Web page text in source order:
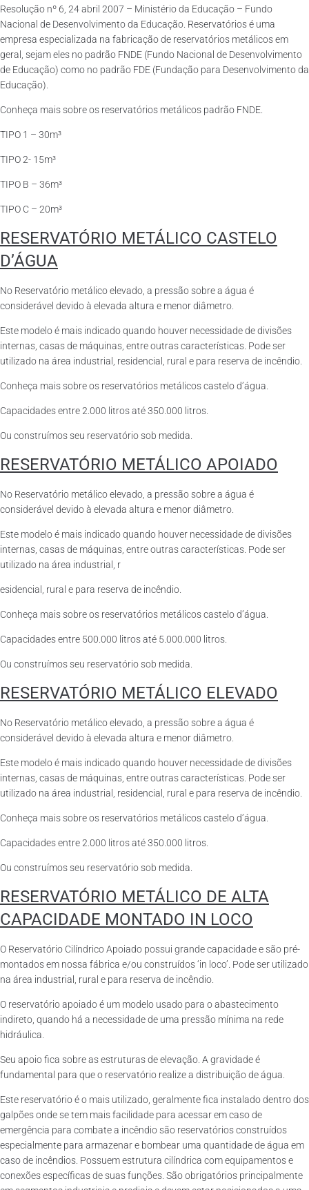
Resolução nº 6, 24 abril 2007 – Ministério da Educação – Fundo
Nacional de Desenvolvimento da Educação. Reservatórios é uma
empresa especializada na fabricação de reservatórios metálicos em
geral, sejam eles no padrão FNDE (Fundo Nacional de Desenvolvimento
de Educação) como no padrão FDE (Fundação para Desenvolvimento da
Educação).
Conheça mais sobre os reservatórios metálicos padrão FNDE.
TIPO 1 – 30m³
TIPO 2- 15m³
TIPO B – 36m³
TIPO C – 20m³
RESERVATÓRIO METÁLICO CASTELO
D’ÁGUA
No Reservatório metálico elevado, a pressão sobre a água é
considerável devido à elevada altura e menor diâmetro.
Este modelo é mais indicado quando houver necessidade de divisões
internas, casas de máquinas, entre outras características. Pode ser
utilizado na área industrial, residencial, rural e para reserva de incêndio.
Conheça mais sobre os reservatórios metálicos castelo d’água.
Capacidades entre 2.000 litros até 350.000 litros.
Ou construímos seu reservatório sob medida.
RESERVATÓRIO METÁLICO APOIADO
No Reservatório metálico elevado, a pressão sobre a água é
considerável devido à elevada altura e menor diâmetro.
Este modelo é mais indicado quando houver necessidade de divisões
internas, casas de máquinas, entre outras características. Pode ser
utilizado na área industrial, r
esidencial, rural e para reserva de incêndio.
Conheça mais sobre os reservatórios metálicos castelo d’água.
Capacidades entre 500.000 litros até 5.000.000 litros.
Ou construímos seu reservatório sob medida.
RESERVATÓRIO METÁLICO ELEVADO
No Reservatório metálico elevado, a pressão sobre a água é
considerável devido à elevada altura e menor diâmetro.
Este modelo é mais indicado quando houver necessidade de divisões
internas, casas de máquinas, entre outras características. Pode ser
utilizado na área industrial, residencial, rural e para reserva de incêndio.
Conheça mais sobre os reservatórios metálicos castelo d’água.
Capacidades entre 2.000 litros até 350.000 litros.
Ou construímos seu reservatório sob medida.
RESERVATÓRIO METÁLICO DE ALTA
CAPACIDADE MONTADO IN LOCO
O Reservatório Cilíndrico Apoiado possui grande capacidade e são pré-
montados em nossa fábrica e/ou construídos ‘in loco’. Pode ser utilizado
na área industrial, rural e para reserva de incêndio.
O reservatório apoiado é um modelo usado para o abastecimento
indireto, quando há a necessidade de uma pressão mínima na rede
hidráulica.
Seu apoio fica sobre as estruturas de elevação. A gravidade é
fundamental para que o reservatório realize a distribuição de água.
Este reservatório é o mais utilizado, geralmente fica instalado dentro dos
galpões onde se tem mais facilidade para acessar em caso de
emergência para combate a incêndio são reservatórios construídos
especialmente para armazenar e bombear uma quantidade de água em
caso de incêndios. Possuem estrutura cilíndrica com equipamentos e
conexões específicas de suas funções. São obrigatórios principalmente